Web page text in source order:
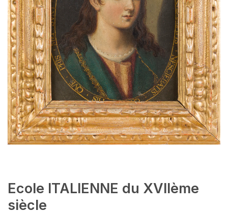
Ecole ITALIENNE du XVIIème
siècle